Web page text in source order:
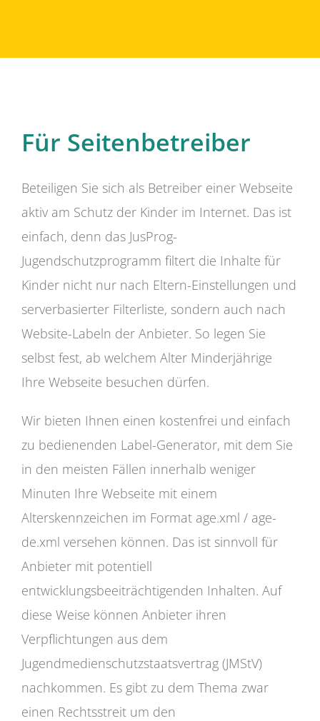
Für Seitenbetreiber
Beteiligen Sie sich als Betreiber einer Webseite
aktiv am Schutz der Kinder im Internet. Das ist
einfach, denn das JusProg-
Jugendschutzprogramm filtert die Inhalte für
Kinder nicht nur nach Eltern-Einstellungen und
serverbasierter Filterliste, sondern auch nach
Website-Labeln der Anbieter. So legen Sie
selbst fest, ab welchem Alter Minderjährige
Ihre Webseite besuchen dürfen.
Wir bieten Ihnen einen kostenfrei und einfach
zu bedienenden Label-Generator, mit dem Sie
in den meisten Fällen innerhalb weniger
Minuten Ihre Webseite mit einem
Alterskennzeichen im Format age.xml / age-
de.xml versehen können. Das ist sinnvoll für
Anbieter mit potentiell
entwicklungsbeeiträchtigenden Inhalten. Auf
diese Weise können Anbieter ihren
Verpflichtungen aus dem
Jugendmedienschutzstaatsvertrag (JMStV)
nachkommen. Es gibt zu dem Thema zwar
einen Rechtsstreit um den